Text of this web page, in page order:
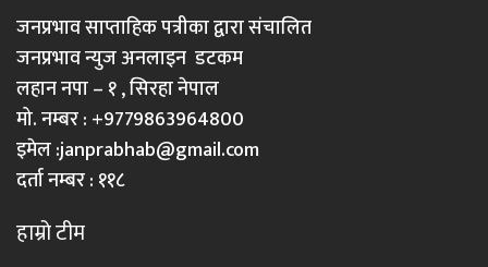
जनप्रभाव साप्ताहिक पत्रीका द्वारा संचालित
जनप्रभाव न्युज अनलाइन डटकम
लहान नपा – १ , सिरहा नेपाल
मो. नम्बर : +9779863964800
इमेल :janprabhab@gmail.com
दर्ता नम्बर : ११८
हाम्रो टीम